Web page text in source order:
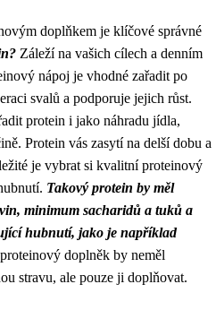
doplňkem je klíčové správné
Záleží na vašich cílech a denním
nápoj je vhodné zařadit po
svalů a podporuje jejich růst.
protein i jako náhradu jídla,
Protein vás zasytí na delší dobu a
je vybrat si kvalitní proteinový
Takový protein by měl
minimum sacharidů a tuků a
hubnutí, jako je například
doplněk by neměl
stravu, ale pouze ji doplňovat.